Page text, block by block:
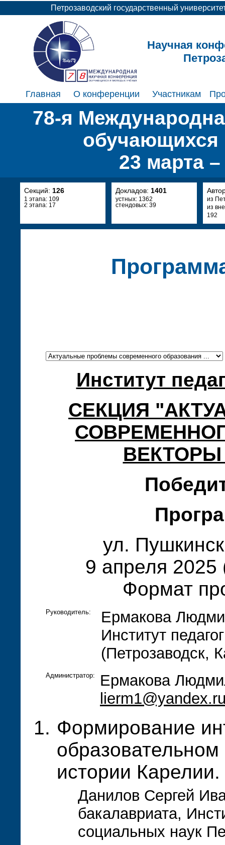
Петрозаводский государственный
Научная
Главная О конференции Участникам
78-я
23 марта
Секций: 126
1 этапа: 109
2 этапа: 17
Докладов: 1401
устных: 1362
стендовых: 39
из
из
192
Институт
СЕКЦИЯ
ул.
9 апреля 2025
Формат
Руководитель:
Ермакова
Институт
(Петрозаводск,
Администратор:
Ермакова
Формирование
истории Карелии.
Данилов Сергей
бакалавриата,
социальных наук